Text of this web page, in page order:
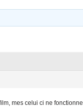
mes celui ci ne fonctionne